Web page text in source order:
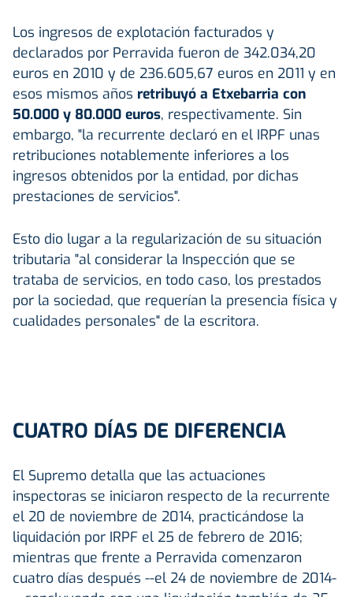
Los ingresos de explotación facturados y
declarados por Perravida fueron de 342.034,20
euros en 2010 y de 236.605,67 euros en 2011 y en
esos mismos años retribuyó a Etxebarria con
50.000 y 80.000 euros, respectivamente. Sin
embargo, "la recurrente declaró en el IRPF unas
retribuciones notablemente inferiores a los
ingresos obtenidos por la entidad, por dichas
prestaciones de servicios".
Esto dio lugar a la regularización de su situación
tributaria "al considerar la Inspección que se
trataba de servicios, en todo caso, los prestados
por la sociedad, que requerían la presencia física y
cualidades personales" de la escritora.
CUATRO DÍAS DE DIFERENCIA
El Supremo detalla que las actuaciones
inspectoras se iniciaron respecto de la recurrente
el 20 de noviembre de 2014, practicándose la
liquidación por IRPF el 25 de febrero de 2016;
mientras que frente a Perravida comenzaron
cuatro días después --el 24 de noviembre de 2014-